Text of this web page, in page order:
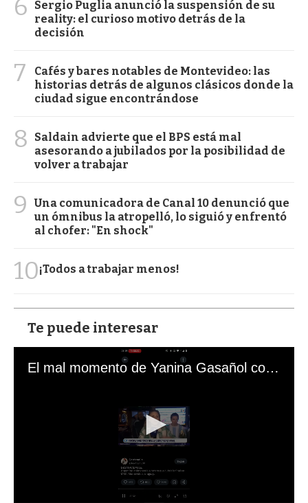
6
Sergio Puglia anunció la suspensión de su
reality: el curioso motivo detrás de la
decisión
7
Cafés y bares notables de Montevideo: las
historias detrás de algunos clásicos donde la
ciudad sigue encontrándose
8
Saldain advierte que el BPS está mal
asesorando a jubilados por la posibilidad de
volver a trabajar
9
Una comunicadora de Canal 10 denunció que
un ómnibus la atropelló, lo siguió y enfrentó
al chofer: "En shock"
10¡Todos a trabajar menos!
Te puede interesar
El mal momento de Yanina Gasañol con un hincha argentino en "Subrayado"